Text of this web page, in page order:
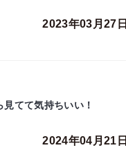
2023年03月27日
てて気持ちいい！
2024年04月21日